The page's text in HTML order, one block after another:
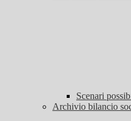
Scenari
Archivio bilancio